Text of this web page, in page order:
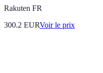
Rakuten FR
300.2 EURVoir le prix